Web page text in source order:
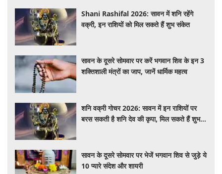
Shani Rashifal 2026: सावन में शनि रहेंगे
वक्री, इन राशियों को मिल सकते हैं शुभ संकेत
सावन के दूसरे सोमवार पर करें भगवान शिव के इन 3
शक्तिशाली मंत्रों का जाप, जानें धार्मिक महत्व
शनि वक्री गोचर 2026: सावन में इन राशियों पर
बरस सकती है शनि देव की कृपा, मिल सकते हैं शुभ
सावन के दूसरे सोमवार पर भेजें भगवान शिव से जुड़े ये
10 प्यारे संदेश और शायरी